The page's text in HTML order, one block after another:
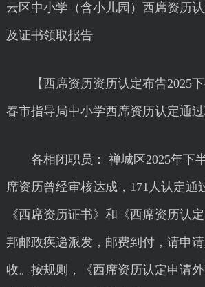
云区中小学（含小儿园）西席资历
及证书领取报告
【西席资历资历认定布告2025下
春市指导局中小学西席资历认定通
各相闭职员： 禅城区2025年下
席资历曾经审核达成，171人认定通
《西席资历证书》和《西席资历认
邦邮政疾递派发，邮费到付，请申
收。按规则，《西席资历认定申请